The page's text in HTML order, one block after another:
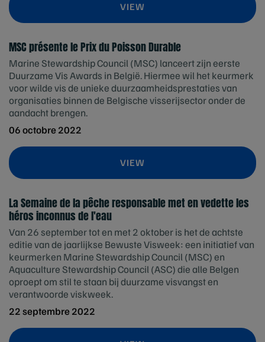
VIEW
MSC présente le Prix du Poisson Durable
Marine Stewardship Council (MSC) lanceert zijn eerste
Duurzame Vis Awards in België. Hiermee wil het keurmerk
voor wilde vis de unieke duurzaamheidsprestaties van
organisaties binnen de Belgische visserijsector onder de
aandacht brengen.
06 octobre 2022
VIEW
La Semaine de la pêche responsable met en vedette les
héros inconnus de l'eau
Van 26 september tot en met 2 oktober is het de achtste
editie van de jaarlijkse Bewuste Visweek: een initiatief van
keurmerken Marine Stewardship Council (MSC) en
Aquaculture Stewardship Council (ASC) die alle Belgen
oproept om stil te staan bij duurzame visvangst en
verantwoorde viskweek.
22 septembre 2022